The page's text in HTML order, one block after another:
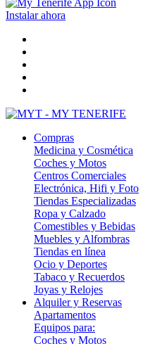
Instalar ahora
Compras
Medicina y Cosmética
Coches y Motos
Centros Comerciales
Electrónica, Hifi y Foto
Tiendas Especializadas
Ropa y Calzado
Comestibles y Bebidas
Muebles y Alfombras
Tiendas en línea
Ocio y Deportes
Tabaco y Recuerdos
Joyas y Relojes
Alquiler y Reservas
Apartamentos
Equipos para:
Coches y Motos